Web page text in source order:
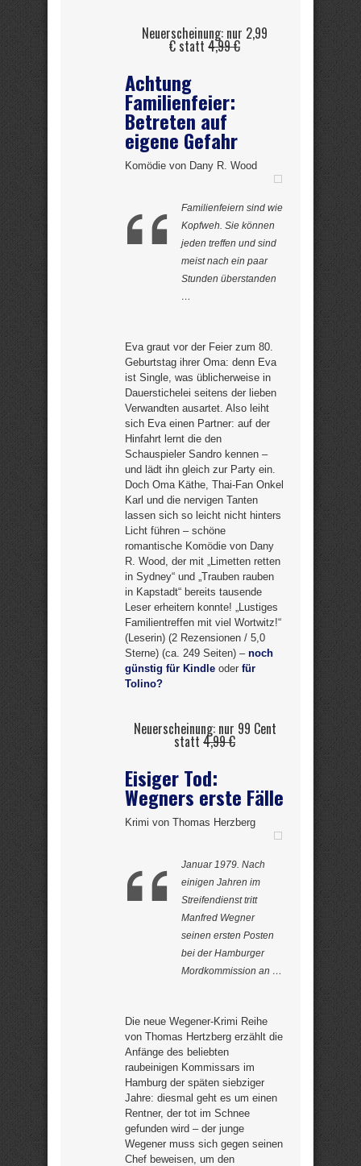
Neuerscheinung: nur 2,99
€ statt 4,99 €
Achtung
Familienfeier:
Betreten auf
eigene Gefahr
Komödie von Dany R. Wood
Familienfeiern sind wie
Kopfweh. Sie können
jeden treffen und sind
meist nach ein paar
Stunden überstanden
…
Eva graut vor der Feier zum 80.
Geburtstag ihrer Oma: denn Eva
ist Single, was üblicherweise in
Dauerstichelei seitens der lieben
Verwandten ausartet. Also leiht
sich Eva einen Partner: auf der
Hinfahrt lernt die den
Schauspieler Sandro kennen –
und lädt ihn gleich zur Party ein.
Doch Oma Käthe, Thai-Fan Onkel
Karl und die nervigen Tanten
lassen sich so leicht nicht hinters
Licht führen – schöne
romantische Komödie von Dany
R. Wood, der mit „Limetten retten
in Sydney“ und „Trauben rauben
in Kapstadt“ bereits tausende
Leser erheitern konnte! „Lustiges
Familientreffen mit viel Wortwitz!“
(Leserin) (2 Rezensionen / 5,0
Sterne) (ca. 249 Seiten) – noch
günstig für Kindle oder für
Tolino?
Neuerscheinung: nur 99 Cent
statt 4,99 €
Eisiger Tod:
Wegners erste Fälle
Krimi von Thomas Herzberg
Januar 1979. Nach
einigen Jahren im
Streifendienst tritt
Manfred Wegner
seinen ersten Posten
bei der Hamburger
Mordkommission an …
Die neue Wegener-Krimi Reihe
von Thomas Hertzberg erzählt die
Anfänge des beliebten
raubeinigen Kommissars im
Hamburg der späten siebziger
Jahre: diesmal geht es um einen
Rentner, der tot im Schnee
gefunden wird – der junge
Wegener muss sich gegen seinen
Chef beweisen, um den